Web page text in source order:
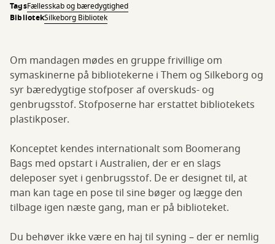
TagsFællesskab og bæredygtighed
BibliotekSilkeborg Bibliotek
Om mandagen mødes en gruppe frivillige om
symaskinerne på bibliotekerne i Them og Silkeborg og
syr bæredygtige stofposer af overskuds- og
genbrugsstof. Stofposerne har erstattet bibliotekets
plastikposer.
Konceptet kendes internationalt som Boomerang
Bags med opstart i Australien, der er en slags
deleposer syet i genbrugsstof. De er designet til, at
man kan tage en pose til sine bøger og lægge den
tilbage igen næste gang, man er på biblioteket.
Du behøver ikke være en haj til syning – der er nemlig